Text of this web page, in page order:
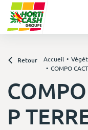
Retour Accueil
COMPO
P